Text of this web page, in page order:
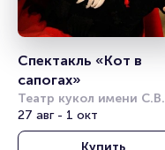
Спектакль «Кот в
сапогах»
Театр кукол имени С.В.
Образцова
27 авг - 1 окт
Купить